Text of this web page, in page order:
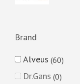
Brand
Alveus 60
Dr.Gans 0